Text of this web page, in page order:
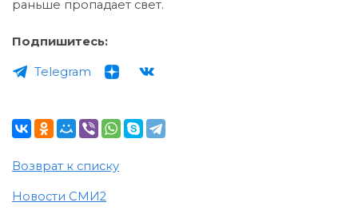
раньше пропадает свет.
Подпишитесь:
Telegram
Возврат к списку
Новости СМИ2